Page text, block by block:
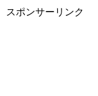
スポンサーリンク